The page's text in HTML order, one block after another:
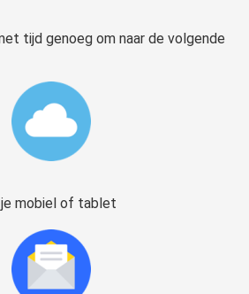
tijd genoeg om naar de volgende
mobiel of tablet